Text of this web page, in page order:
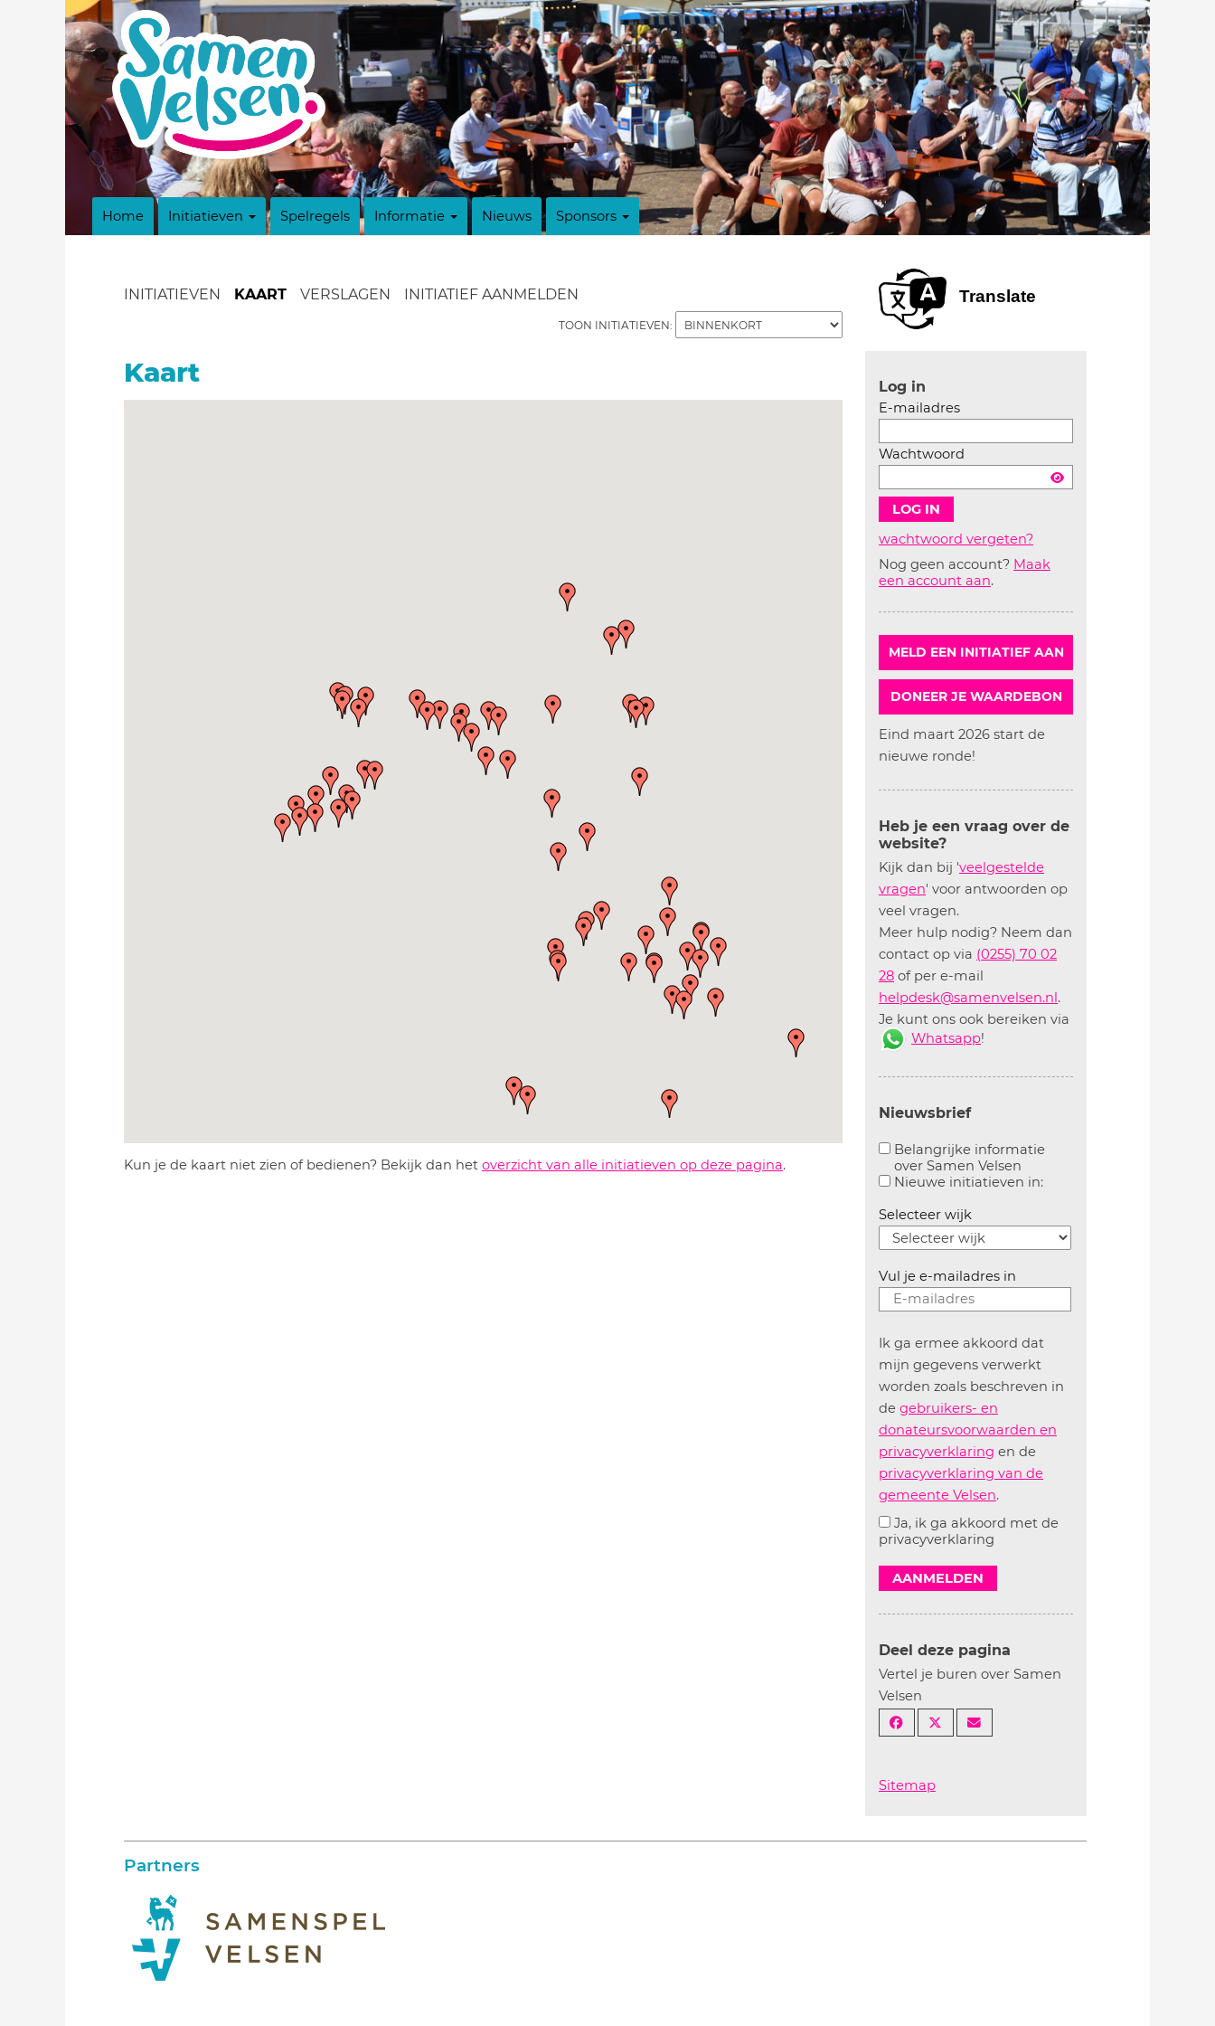
Home Initiatieven Spelregels Informatie Nieuws Sponsors
INITIATIEVEN KAART VERSLAGEN INITIATIEF AANMELDEN
TOON INITIATIEVEN:
Kaart
Kun je de kaart niet zien of bedienen? Bekijk dan het overzicht van alle initiatieven op deze pagina.
Translate
Log in
E-mailadres
Wachtwoord
wachtwoord vergeten?
Nog geen account? Maak
een account aan.
MELD EEN INITIATIEF AAN
DONEER JE WAARDEBON
Eind maart 2026 start de
nieuwe ronde!
Heb je een vraag over de
website?
Kijk dan bij 'veelgestelde
vragen' voor antwoorden op
veel vragen.
Meer hulp nodig? Neem dan
contact op via (0255) 70 02
28 of per e-mail
helpdesk@samenvelsen.nl.
Je kunt ons ook bereiken via
Whatsapp!
Nieuwsbrief
Belangrijke informatie
over Samen Velsen
Aanvinken om belangrijke informatie over
Nieuwe initiatieven in:Aanvinken om
Selecteer wijk
Vul je e-mailadres in
Ik ga ermee akkoord dat
mijn gegevens verwerkt
worden zoals beschreven in
de gebruikers- en
donateursvoorwaarden en
privacyverklaring en de
privacyverklaring van de
gemeente Velsen.
Ja, ik ga akkoord met de
privacyverklaring
AANMELDEN
Deel deze pagina
Vertel je buren over Samen
Velsen
Sitemap
Partners